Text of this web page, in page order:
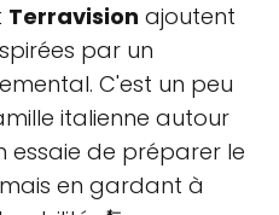
Terravision ajoutent
par un
C'est un peu
italienne autour
essaie de préparer le
en gardant à